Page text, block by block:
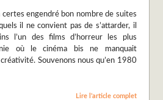
certes engendré bon nombre de suites
il ne convient pas de s’attarder, il
l’un des films d’horreur les plus
où le cinéma bis ne manquait
Souvenons nous qu’en 1980
Lire l’article complet